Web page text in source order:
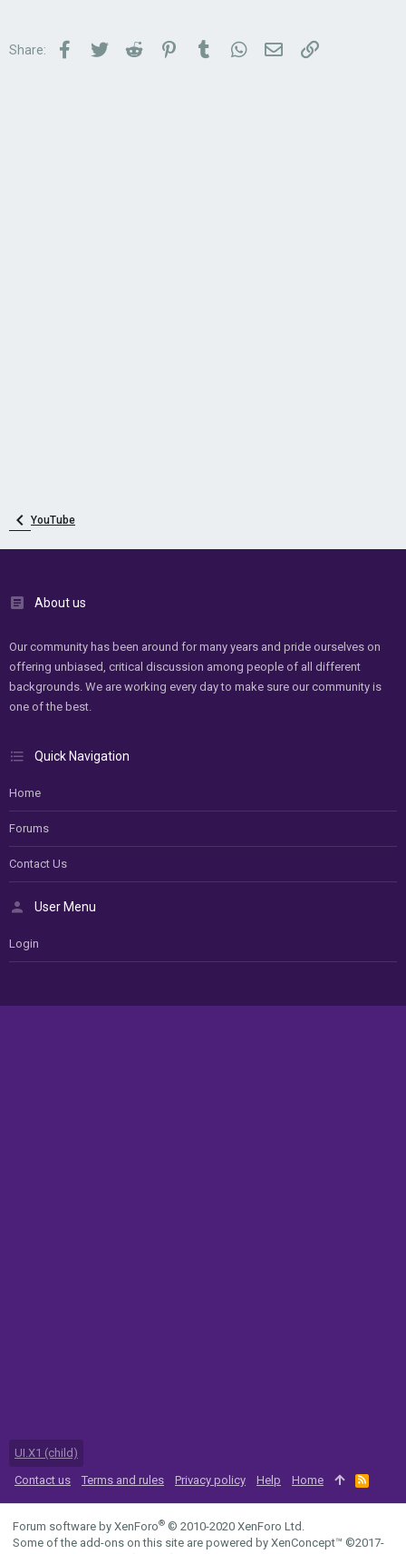
Share: Facebook
TwitterReddit PinterestTumblrWhatsApp
Email Link
YouTube
About us
Our community has been around for many years and pride ourselves on
offering unbiased, critical discussion among people of all different
backgrounds. We are working every day to make sure our community is
one of the best.
Quick Navigation
Home
Forums
Contact Us
User Menu
Login
UI.X1 (child)
Contact us
Terms and rules Privacy policy Help Home
R
S
S
Forum software by XenForo® © 2010-2020 XenForo Ltd.
Some of the add-ons on this site are powered by XenConcept™ ©2017-